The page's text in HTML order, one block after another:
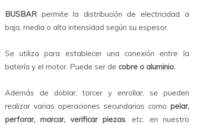
BUSBARpermite la distribución de electricidad a
baja, media o alta intensidad según su espesor.
Se utiliza para establecer una conexión entre la
batería y el motor. Puede ser de cobre o aluminio.
Además de doblar, torcer y enrollar, se pueden
realizar varias operaciones secundarias como pelar,
perforar, marcar, verificar piezas, etc. en nuestro